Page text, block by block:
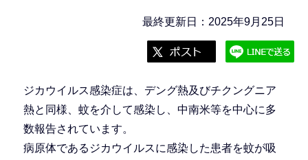
最終更新日：2025年9月25日
ジカウイルス感染症は、デング熱及びチクングニア
熱と同様、蚊を介して感染し、中南米等を中心に多
数報告されています。
病原体であるジカウイルスに感染した患者を蚊が吸